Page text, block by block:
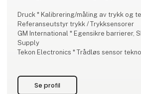
Druck * Kalibrering/måling av trykk og
Referanseutstyr trykk / Trykksensorer
GM International * Egensikre barrierer,
Supply
Tekon Electronics * Trådløs sensor
Ere Wireless *
MG * Signalomformere, Remot
Se profil